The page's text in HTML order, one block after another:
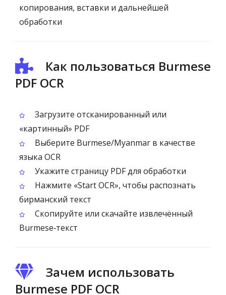
копирования, вставки и дальнейшей
обработки
Как пользоваться Burmese
PDF OCR
Загрузите отсканированный или
«картинный» PDF
Выберите Burmese/Myanmar в качестве
языка OCR
Укажите страницу PDF для обработки
Нажмите «Start OCR», чтобы распознать
бирманский текст
Скопируйте или скачайте извлечённый
Burmese‑текст
Зачем использовать
Burmese PDF OCR